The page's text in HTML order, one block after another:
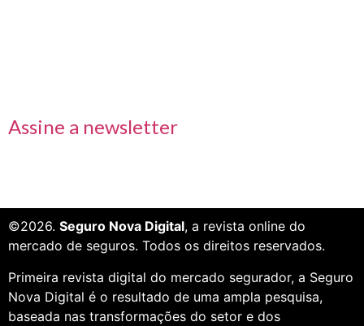
Assine a newsletter
©2026. Seguro Nova Digital, a revista online do
mercado de seguros. Todos os direitos reservados.
Primeira revista digital do mercado segurador, a Seguro
Nova Digital é o resultado de uma ampla pesquisa,
baseada nas transformações do setor e dos